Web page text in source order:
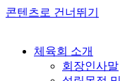
콘텐츠로 건너뛰기
체육회 소개
회장인사말